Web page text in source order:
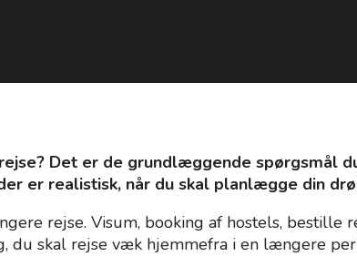
Det er de grundlæggende spørgsmål
er realistisk, når du skal planlægge din
rejse. Visum, booking af hostels, bestille
du skal rejse væk hjemmefra i en længere